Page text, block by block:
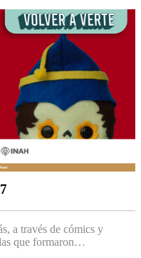
a través de cómics y
que formaron…